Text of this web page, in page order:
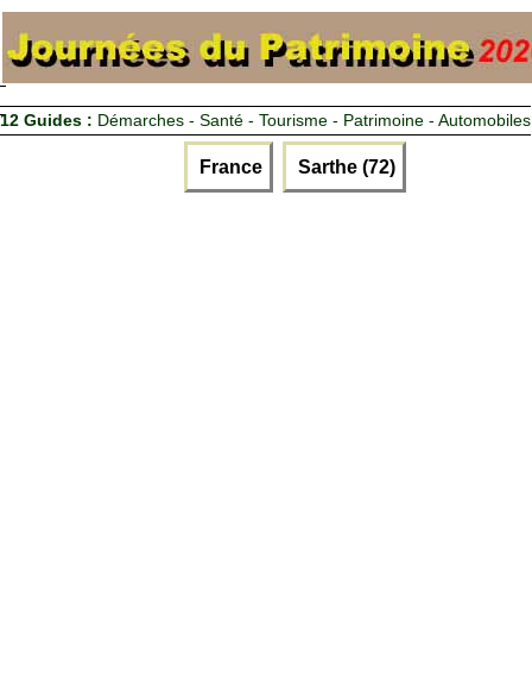
12 Guides : Démarches - Santé - Tourisme - Patrimoine - Automobiles
France Sarthe (72)